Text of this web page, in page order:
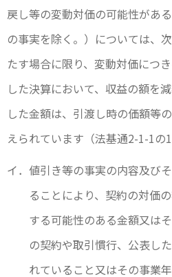
戻し等の変動対価の可能性があ
の事実を除く。）については、
たす場合に限り、変動対価につ
した決算において、収益の額を
した金額は、引渡し時の価額等
えられています（法基通2-1-1の
イ．値引き等の事実の内容及び
ることにより、契約の対価
する可能性のある金額又は
の契約や取引慣行、公表し
れていること又はその事業